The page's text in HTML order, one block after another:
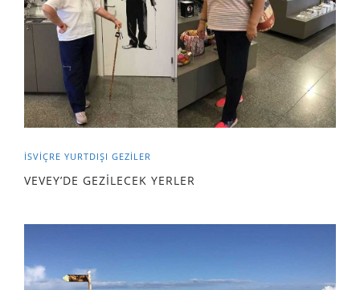
İSVİÇRE YURTDIŞI GEZILER
VEVEY’DE GEZİLECEK YERLER